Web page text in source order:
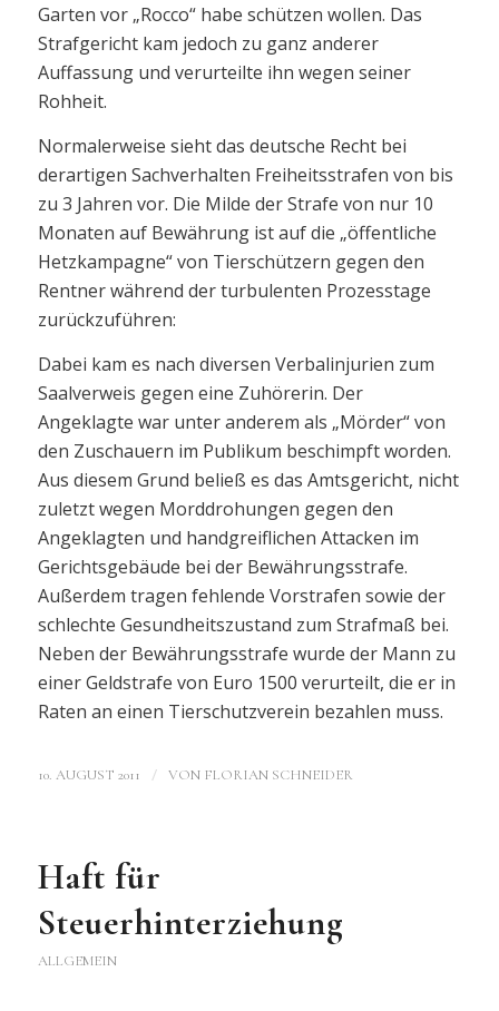
Garten vor „Rocco“ habe schützen wollen. Das
Strafgericht kam jedoch zu ganz anderer
Auffassung und verurteilte ihn wegen seiner
Rohheit.
Normalerweise sieht das deutsche Recht bei
derartigen Sachverhalten Freiheitsstrafen von bis
zu 3 Jahren vor. Die Milde der Strafe von nur 10
Monaten auf Bewährung ist auf die „öffentliche
Hetzkampagne“ von Tierschützern gegen den
Rentner während der turbulenten Prozesstage
zurückzuführen:
Dabei kam es nach diversen Verbalinjurien zum
Saalverweis gegen eine Zuhörerin. Der
Angeklagte war unter anderem als „Mörder“ von
den Zuschauern im Publikum beschimpft worden.
Aus diesem Grund beließ es das Amtsgericht, nicht
zuletzt wegen Morddrohungen gegen den
Angeklagten und handgreiflichen Attacken im
Gerichtsgebäude bei der Bewährungsstrafe.
Außerdem tragen fehlende Vorstrafen sowie der
schlechte Gesundheitszustand zum Strafmaß bei.
Neben der Bewährungsstrafe wurde der Mann zu
einer Geldstrafe von Euro 1500 verurteilt, die er in
Raten an einen Tierschutzverein bezahlen muss.
10. AUGUST 2011 / VON FLORIAN SCHNEIDER
Haft für
Steuerhinterziehung
ALLGEMEIN